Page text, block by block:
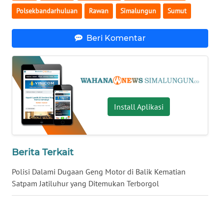
Polsekbandarhuluan Rawan Simalungun Sumut
Beri Komentar
Install Aplikasi
Berita Terkait
Polisi Dalami Dugaan Geng Motor di Balik Kematian
Satpam Jatiluhur yang Ditemukan Terborgol
WN
LABUHANBATU
WN
TAPANULI
TENGAH
WN DELI
WN
TEBING